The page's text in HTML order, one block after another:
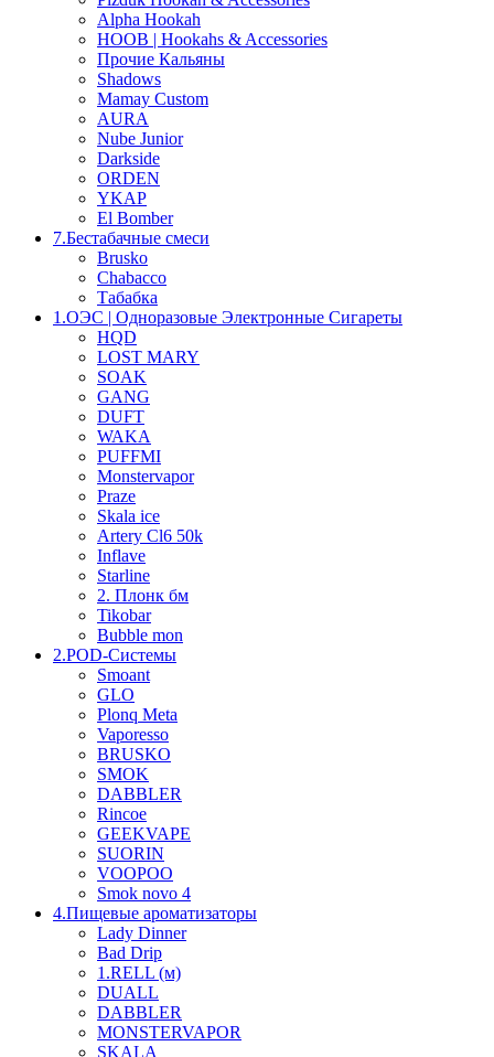
Alpha Hookah
HOOB | Hookahs & Accessories
Прочие Кальяны
Shadows
Mamay Custom
AURA
Nube Junior
Darkside
ORDEN
YKAP
El Bomber
7.Бестабачные смеси
Brusko
Chabacco
Табабка
1.OЭС | Одноразовые Электронные Сигареты
HQD
LOST MARY
SOAK
GANG
DUFT
WAKA
PUFFMI
Monstervapor
Praze
Skala ice
Artery Cl6 50k
Inflave
Starline
2. Плонк бм
Tikobar
Bubble mon
2.POD-Системы
Smoant
GLO
Plonq Meta
Vaporesso
BRUSKO
SMOK
DABBLER
Rincoe
GEEKVAPE
SUORIN
VOOPOO
Smok novo 4
4.Пищевые ароматизаторы
Lady Dinner
Bad Drip
1.RELL (м)
DUALL
DABBLER
MONSTERVAPOR
SKALA